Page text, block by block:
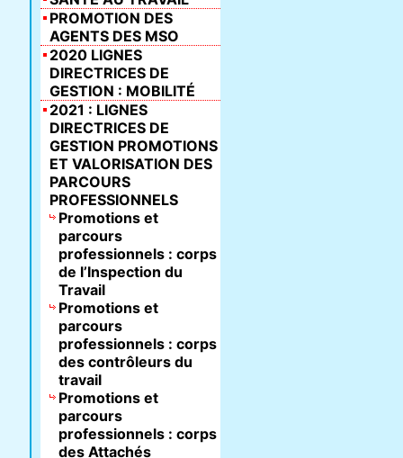
PROMOTION DES
AGENTS DES MSO
2020 LIGNES
DIRECTRICES DE
GESTION : MOBILITÉ
2021 : LIGNES
DIRECTRICES DE
GESTION PROMOTIONS
ET VALORISATION DES
PARCOURS
PROFESSIONNELS
Promotions et
parcours
professionnels : corps
de l’Inspection du
Travail
Promotions et
parcours
professionnels : corps
des contrôleurs du
travail
Promotions et
parcours
professionnels : corps
des Attachés